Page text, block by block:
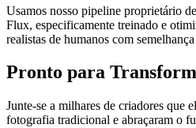
Usamos nosso pipeline proprietário
Flux, especificamente treinado e
realistas de humanos com
Pronto para
Junte-se a milhares de criadores que
fotografia tradicional e abraçaram o